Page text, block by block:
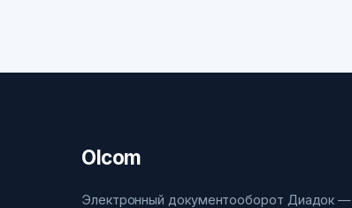
Olcom
Электронный документооборот Диадок —